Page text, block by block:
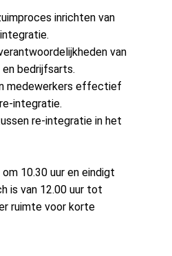
inrichten van
van
en bedrijfsarts.
medewerkers effectief
integratie.
re-integratie in het
10.30 uur en eindigt
is van 12.00 uur tot
ruimte voor korte